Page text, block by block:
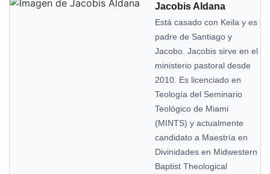
Jacobis Aldana
Está casado con Keila y es
padre de Santiago y
Jacobo. Jacobis sirve en el
ministerio pastoral desde
2010. Es licenciado en
Teología del Seminario
Teológico de Miami
(MINTS) y actualmente
candidato a Maestría en
Divinidades en Midwestern
Baptist Theological